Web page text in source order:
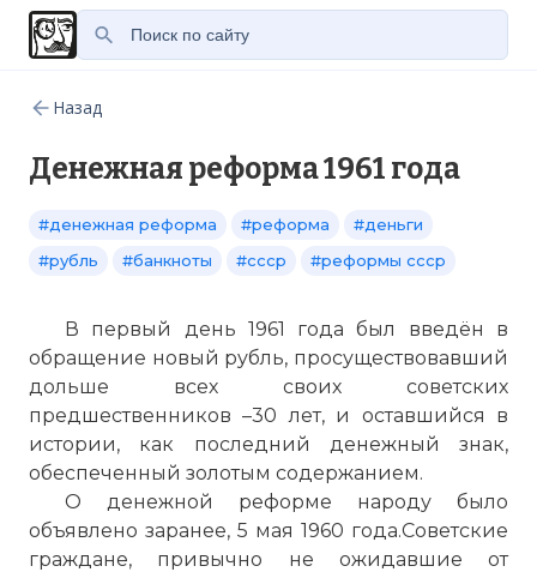
Назад
Денежная реформа 1961 года
#денежная реформа #реформа
#деньги
#рубль
#банкноты #ссср #реформы ссср
В первый день 1961 года был введён в
обращение новый рубль, просуществовавший
дольше всех своих советских
предшественников –30 лет, и оставшийся в
истории, как последний денежный знак,
обеспеченный золотым содержанием.
О денежной реформе народу было
объявлено заранее, 5 мая 1960 года.Советские
граждане, привычно не ожидавшие от